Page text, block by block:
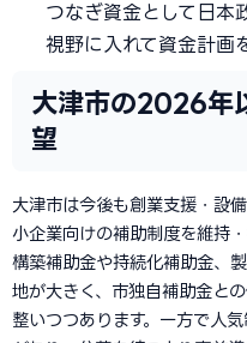
つなぎ資金として日本
視野に入れて資金計画
大津市の2026年
望
大津市は今後も創業支援・設
小企業向けの補助制度を維持
構築補助金や持続化補助金、
地が大きく、市独自補助金と
整いつつあります。一方で人